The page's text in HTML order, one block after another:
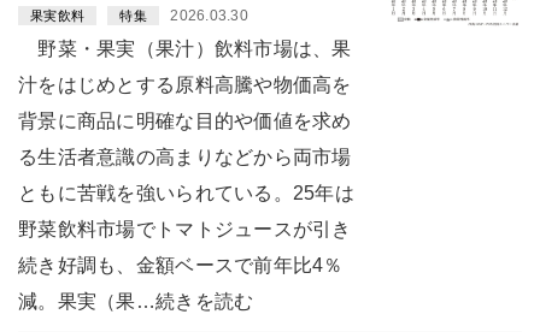
果実飲料 特集 2026.03.30
野菜・果実（果汁）飲料市場は、果
汁をはじめとする原料高騰や物価高を
背景に商品に明確な目的や価値を求め
る生活者意識の高まりなどから両市場
ともに苦戦を強いられている。25年は
野菜飲料市場でトマトジュースが引き
続き好調も、金額ベースで前年比4％
減。果実（果…続きを読む